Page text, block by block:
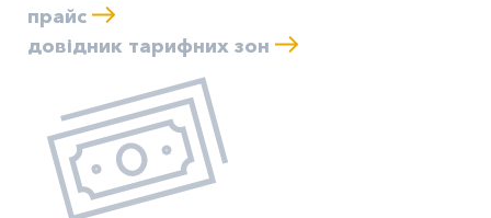
прайс
довідник тарифних зон